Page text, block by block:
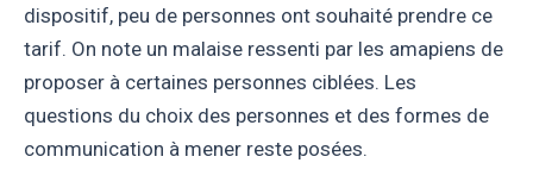
dispositif, peu de personnes ont souhaité prendre ce
tarif. On note un malaise ressenti par les amapiens de
proposer à certaines personnes ciblées. Les
questions du choix des personnes et des formes de
communication à mener reste posées.